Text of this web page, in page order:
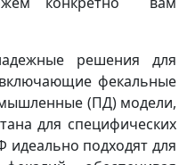
решения для
фекальные
(ПД) модели,
для специфических
подходят для